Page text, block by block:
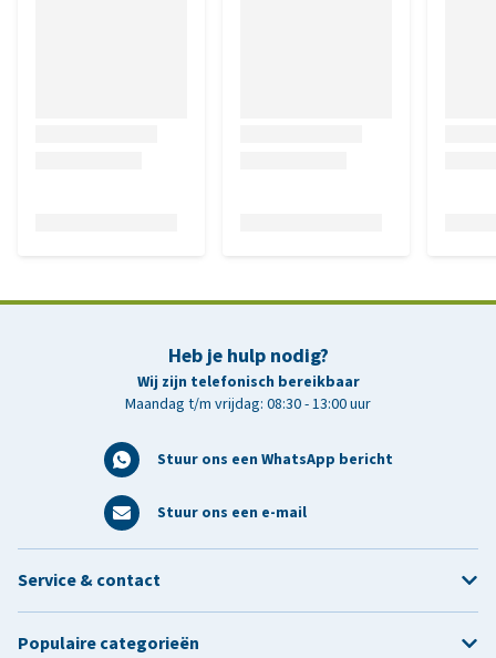
Heb je hulp nodig?
Wij zijn telefonisch bereikbaar
Maandag t/m vrijdag: 08:30 - 13:00 uur
Stuur ons een WhatsApp bericht
Stuur ons een e-mail
Service & contact
Populaire categorieën